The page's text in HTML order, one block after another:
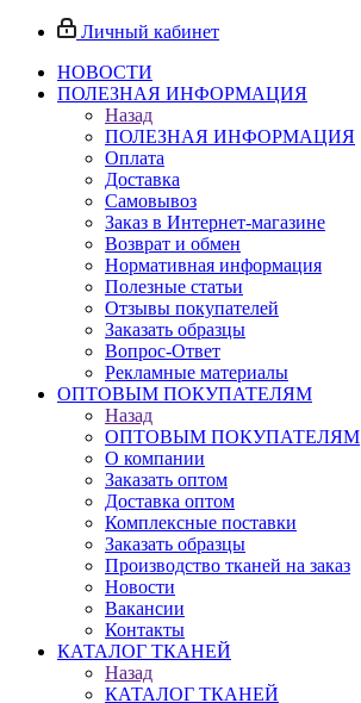
Личный кабинет
НОВОСТИ
ПОЛЕЗНАЯ ИНФОРМАЦИЯ
Назад
ПОЛЕЗНАЯ ИНФОРМАЦИЯ
Оплата
Доставка
Самовывоз
Заказ в Интернет-магазине
Возврат и обмен
Нормативная информация
Полезные статьи
Отзывы покупателей
Заказать образцы
Вопрос-Ответ
Рекламные материалы
ОПТОВЫМ ПОКУПАТЕЛЯМ
Назад
ОПТОВЫМ ПОКУПАТЕЛЯМ
О компании
Заказать оптом
Доставка оптом
Комплексные поставки
Заказать образцы
Производство тканей на заказ
Новости
Вакансии
Контакты
КАТАЛОГ ТКАНЕЙ
Назад
КАТАЛОГ ТКАНЕЙ